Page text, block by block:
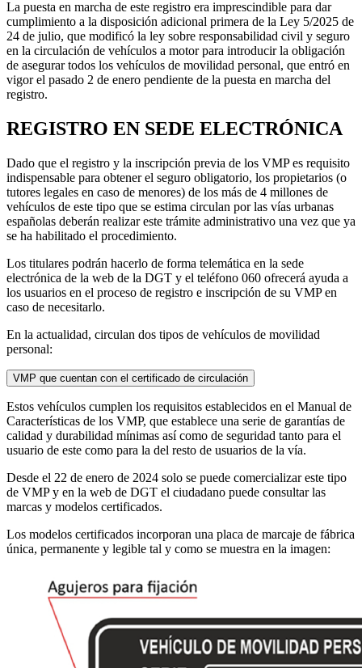
La puesta en marcha de este registro era imprescindible para dar
cumplimiento a la disposición adicional primera de la Ley 5/2025 de
24 de julio, que modificó la ley sobre responsabilidad civil y seguro
en la circulación de vehículos a motor para introducir la obligación
de asegurar todos los vehículos de movilidad personal, que entró en
vigor el pasado 2 de enero pendiente de la puesta en marcha del
registro.
REGISTRO EN SEDE ELECTRÓNICA
Dado que el registro y la inscripción previa de los VMP es requisito
indispensable para obtener el seguro obligatorio, los propietarios (o
tutores legales en caso de menores) de los más de 4 millones de
vehículos de este tipo que se estima circulan por las vías urbanas
españolas deberán realizar este trámite administrativo una vez que ya
se ha habilitado el procedimiento.
Los titulares podrán hacerlo de forma telemática en la sede
electrónica de la web de la DGT y el teléfono 060 ofrecerá ayuda a
los usuarios en el proceso de registro e inscripción de su VMP en
caso de necesitarlo.
En la actualidad, circulan dos tipos de vehículos de movilidad
personal:
VMP que cuentan con el certificado de circulación
Estos vehículos cumplen los requisitos establecidos en el Manual de
Características de los VMP, que establece una serie de garantías de
calidad y durabilidad mínimas así como de seguridad tanto para el
usuario de este como para la del resto de usuarios de la vía.
Desde el 22 de enero de 2024 solo se puede comercializar este tipo
de VMP y en la web de DGT el ciudadano puede consultar las
marcas y modelos certificados.
Los modelos certificados incorporan una placa de marcaje de fábrica
única, permanente y legible tal y como se muestra en la imagen: